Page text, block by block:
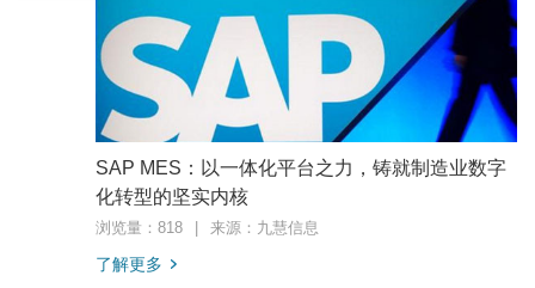
SAP MES：以一体化平台之力，铸就制造业数字
化转型的坚实内核
浏览量：818 来源：九慧信息
了解更多